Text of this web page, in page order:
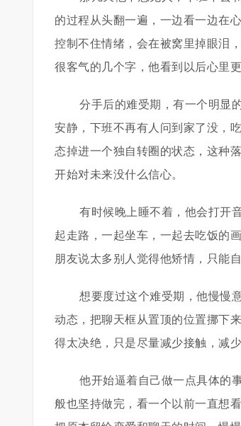
的过程从头翻一遍，一边看一边在
控制不住情绪，会在被窝里掉眼泪
很客气的几个字，他看到以后心里更
分手后的难受期，有一个明显
安静，下班不再有人问到家了没，
态掉进一个独自转圈的状态，这种
开始对未来没什么信心。
有时候晚上睡不着，他会打开
起走路，一起坐车，一起去吃饭的
朋友说太多别人觉得他矫情，只能
想要度过这个难受期，他慢慢
动态，把聊天框从置顶的位置挪下
得太决绝，只是尽量减少接触，减
他开始逼着自己做一点具体的
般也坚持做完，看一个以前一直想